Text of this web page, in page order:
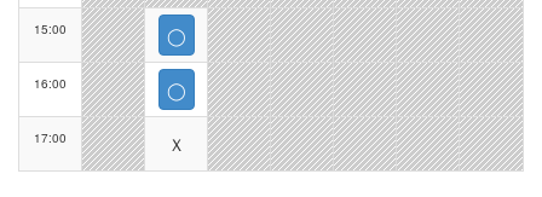
15:00 ◯
16:00 ◯
17:00 Ｘ